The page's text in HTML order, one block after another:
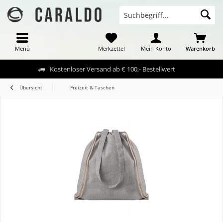
Kostenloser Versand ab € 100,- Bestellwert
Menü Warenkorb
Merkzettel Mein Konto
Übersicht Freizeit & Taschen